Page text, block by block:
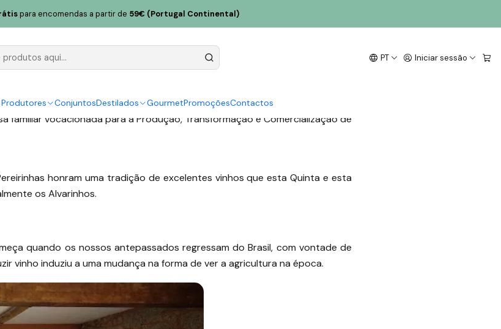
PT Iniciar sessão
Produtores ConjuntosDestilados GourmetPromoçõesContactos
para encomendas a partir de 59€ (Portugal Continental)
- Produtor de Vinho Alvarinho
familiar vocacionada para a Produção, Transformação e Comercialização de
honram uma tradição de excelentes vinhos que esta Quinta e esta
os Alvarinhos.
quando os nossos antepassados regressam do Brasil, com vontade de
vinho induziu a uma mudança na forma de ver a agricultura na época.